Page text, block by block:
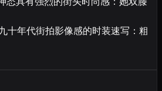
态具有强烈的街头时尚感：她双膝
十年代街拍影像感的时装速写：粗